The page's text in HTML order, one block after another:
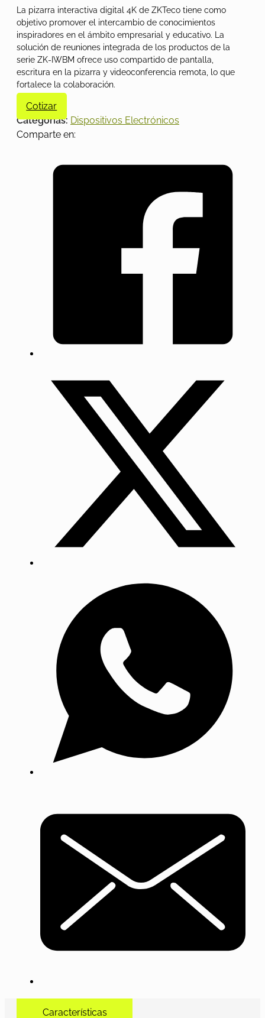
La pizarra interactiva digital 4K de ZKTeco tiene como
objetivo promover el intercambio de conocimientos
inspiradores en el ámbito empresarial y educativo. La
solución de reuniones integrada de los productos de la
serie ZK-IWBM ofrece uso compartido de pantalla,
escritura en la pizarra y videoconferencia remota, lo que
fortalece la colaboración.
Cotizar
Categorías: Dispositivos Electrónicos
Comparte en:
Características